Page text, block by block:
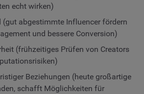
echt wirken)
(gut abgestimmte Influencer fördern
und bessere Conversion)
(frühzeitiges Prüfen von Creators
Beziehungen (heute großartige
schafft Möglichkeiten für